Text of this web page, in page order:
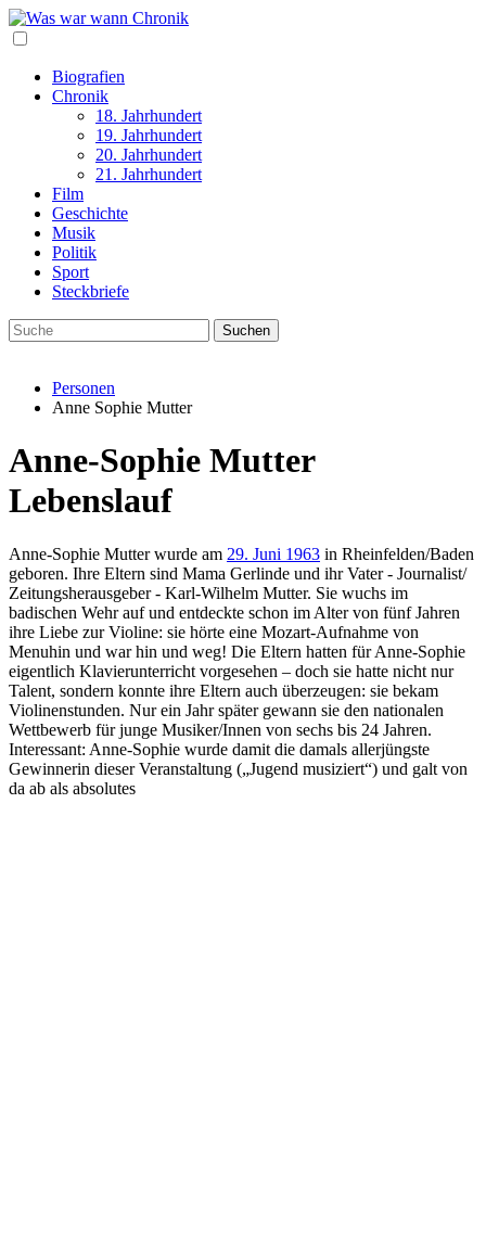
Biografien
Chronik
18. Jahrhundert
19. Jahrhundert
20. Jahrhundert
21. Jahrhundert
Film
Geschichte
Musik
Politik
Sport
Steckbriefe
Personen
Anne Sophie Mutter
Anne-Sophie Mutter
Lebenslauf
Anne-Sophie Mutter wurde am 29. Juni 1963 in Rheinfelden/Baden
geboren. Ihre Eltern sind Mama Gerlinde und ihr Vater - Journalist/
Zeitungsherausgeber - Karl-Wilhelm Mutter. Sie wuchs im
badischen Wehr auf und entdeckte schon im Alter von fünf Jahren
ihre Liebe zur Violine: sie hörte eine Mozart-Aufnahme von
Menuhin und war hin und weg! Die Eltern hatten für Anne-Sophie
eigentlich Klavierunterricht vorgesehen – doch sie hatte nicht nur
Talent, sondern konnte ihre Eltern auch überzeugen: sie bekam
Violinenstunden. Nur ein Jahr später gewann sie den nationalen
Wettbewerb für junge Musiker/Innen von sechs bis 24 Jahren.
Interessant: Anne-Sophie wurde damit die damals allerjüngste
Gewinnerin dieser Veranstaltung („Jugend musiziert“) und galt von
da ab als absolutes